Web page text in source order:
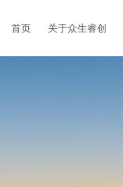
首页 关于众生睿创